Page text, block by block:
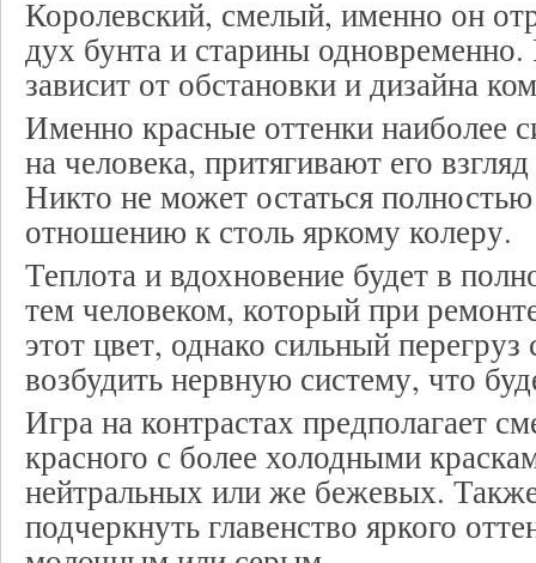
Королевский, смелый, именно он
дух бунта и старины
зависит от обстановки и дизайна
Именно красные оттенки наиболее
на человека, притягивают его
Никто не может остаться
отношению к столь яркому колеру.
Теплота и вдохновение будет в
тем человеком, который при
этот цвет, однако сильный
возбудить нервную систему, что
Игра на контрастах предполагает
красного с более холодными
нейтральных или же бежевых.
подчеркнуть главенство яркого